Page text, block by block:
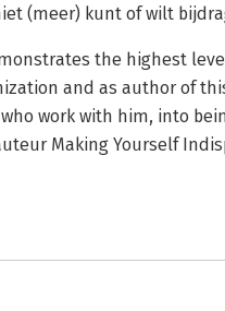
(meer) kunt of wilt
the highest
and as author of
work with him, into
Making Yourself